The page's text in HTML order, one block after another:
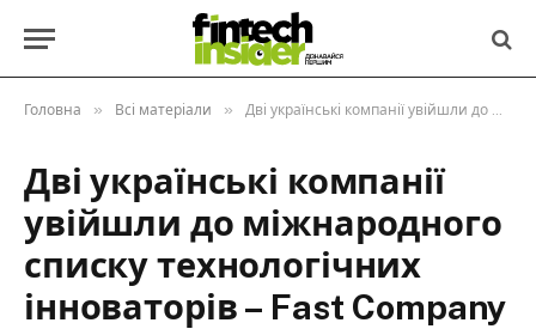
Головна » Всі матеріали » Дві українські компанії увійшли до міжнародного списку технологічних інноваторів – Fast Company
Дві українські компанії
увійшли до міжнародного
списку технологічних
інноваторів – Fast Company